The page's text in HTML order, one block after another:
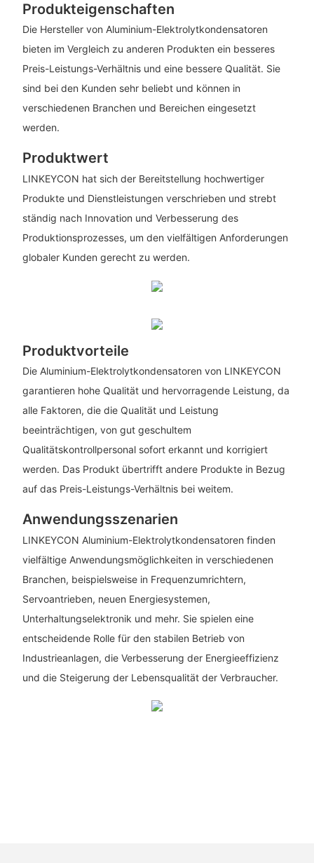
Produkteigenschaften
Die Hersteller von Aluminium-Elektrolytkondensatoren
bieten im Vergleich zu anderen Produkten ein besseres
Preis-Leistungs-Verhältnis und eine bessere Qualität. Sie
sind bei den Kunden sehr beliebt und können in
verschiedenen Branchen und Bereichen eingesetzt
werden.
Produktwert
LINKEYCON hat sich der Bereitstellung hochwertiger
Produkte und Dienstleistungen verschrieben und strebt
ständig nach Innovation und Verbesserung des
Produktionsprozesses, um den vielfältigen Anforderungen
globaler Kunden gerecht zu werden.
Produktvorteile
Die Aluminium-Elektrolytkondensatoren von LINKEYCON
garantieren hohe Qualität und hervorragende Leistung, da
alle Faktoren, die die Qualität und Leistung
beeinträchtigen, von gut geschultem
Qualitätskontrollpersonal sofort erkannt und korrigiert
werden. Das Produkt übertrifft andere Produkte in Bezug
auf das Preis-Leistungs-Verhältnis bei weitem.
Anwendungsszenarien
LINKEYCON Aluminium-Elektrolytkondensatoren finden
vielfältige Anwendungsmöglichkeiten in verschiedenen
Branchen, beispielsweise in Frequenzumrichtern,
Servoantrieben, neuen Energiesystemen,
Unterhaltungselektronik und mehr. Sie spielen eine
entscheidende Rolle für den stabilen Betrieb von
Industrieanlagen, die Verbesserung der Energieeffizienz
und die Steigerung der Lebensqualität der Verbraucher.